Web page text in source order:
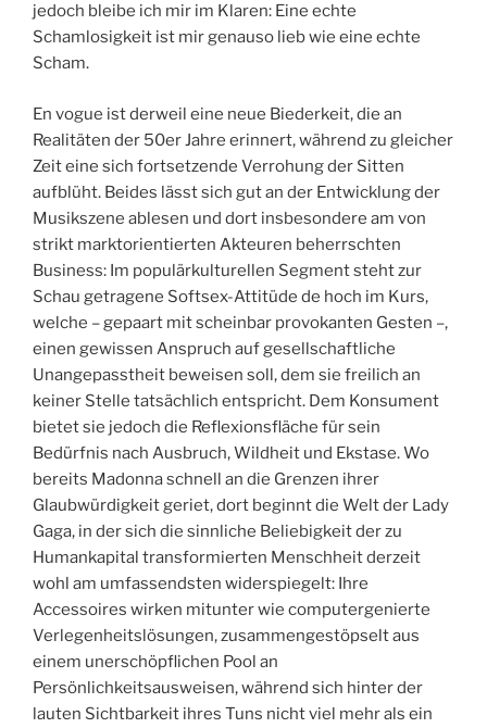
jedoch bleibe ich mir im Klaren: Eine echte
Schamlosigkeit ist mir genauso lieb wie eine echte
Scham.
En vogue ist derweil eine neue Biederkeit, die an
Realitäten der 50er Jahre erinnert, während zu gleicher
Zeit eine sich fortsetzende Verrohung der Sitten
aufblüht. Beides lässt sich gut an der Entwicklung der
Musikszene ablesen und dort insbesondere am von
strikt marktorientierten Akteuren beherrschten
Business: Im populärkulturellen Segment steht zur
Schau getragene Softsex-Attitüde de hoch im Kurs,
welche – gepaart mit scheinbar provokanten Gesten –,
einen gewissen Anspruch auf gesellschaftliche
Unangepasstheit beweisen soll, dem sie freilich an
keiner Stelle tatsächlich entspricht. Dem Konsument
bietet sie jedoch die Reflexionsfläche für sein
Bedürfnis nach Ausbruch, Wildheit und Ekstase. Wo
bereits Madonna schnell an die Grenzen ihrer
Glaubwürdigkeit geriet, dort beginnt die Welt der Lady
Gaga, in der sich die sinnliche Beliebigkeit der zu
Humankapital transformierten Menschheit derzeit
wohl am umfassendsten widerspiegelt: Ihre
Accessoires wirken mitunter wie computergenierte
Verlegenheitslösungen, zusammengestöpselt aus
einem unerschöpflichen Pool an
Persönlichkeitsausweisen, während sich hinter der
lauten Sichtbarkeit ihres Tuns nicht viel mehr als ein